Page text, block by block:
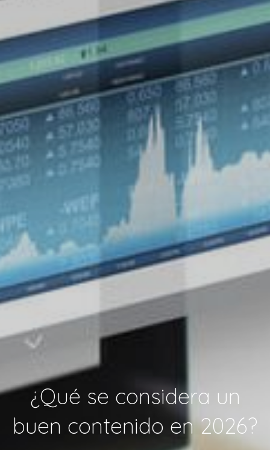
¿Qué se considera un
buen contenido en 2026?